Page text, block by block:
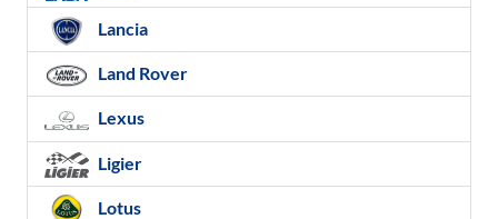
Lancia
Land Rover
Lexus
Ligier
Lotus